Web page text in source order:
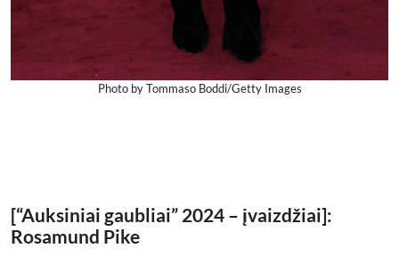
Photo by Tommaso Boddi/Getty Images
[“Auksiniai gaubliai” 2024 – įvaizdžiai]:
Rosamund Pike